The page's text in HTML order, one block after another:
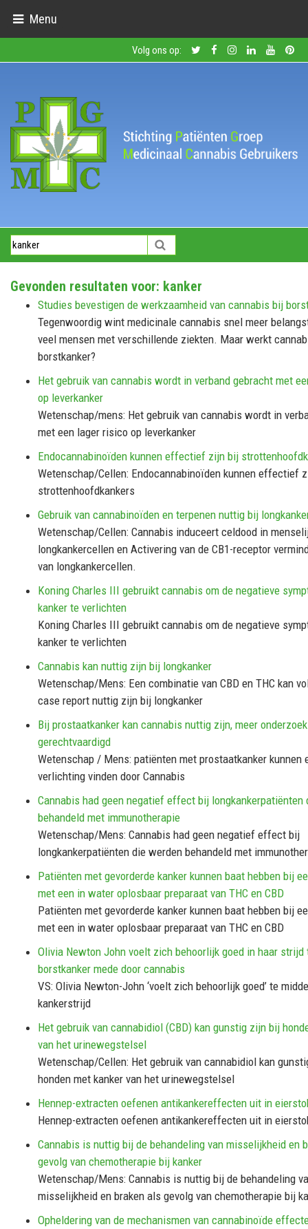
Menu
Volg ons op:
Gevonden resultaten voor: kanker
Studies bevestigen de werkzaamheid van cannabis bij
Tegenwoordig wint medicinale cannabis snel meer
veel mensen met verschillende ziekten. Maar werkt
borstkanker?
Het gebruik van cannabis wordt in verband gebracht met
op leverkanker
Wetenschap/mens: Het gebruik van cannabis wordt in
met een lager risico op leverkanker
Endocannabinoïden kunnen effectief zijn bij
Wetenschap/Cellen: Endocannabinoïden kunnen effectief
strottenhoofdkankers
Gebruik van cannabinoïden en terpenen nuttig bij
Wetenschap/Cellen: Cannabis induceert celdood in
longkankercellen en Activering van de CB1-receptor
van longkankercellen.
Koning Charles III gebruikt cannabis om de negatieve
kanker te verlichten
Koning Charles III gebruikt cannabis om de negatieve
kanker te verlichten
Cannabis kan nuttig zijn bij longkanker
Wetenschap/Mens: Een combinatie van CBD en THC kan
case report nuttig zijn bij longkanker
Bij prostaatkanker kan cannabis nuttig zijn, meer
gerechtvaardigd
Wetenschap / Mens: patiënten met prostaatkanker kunnen
verlichting vinden door Cannabis
Cannabis had geen negatief effect bij longkankerpatiënten
behandeld met immunotherapie
Wetenschap/Mens: Cannabis had geen negatief effect bij
longkankerpatiënten die werden behandeld met
Patiënten met gevorderde kanker kunnen baat hebben bij
met een in water oplosbaar preparaat van THC en CBD
Patiënten met gevorderde kanker kunnen baat hebben bij
met een in water oplosbaar preparaat van THC en CBD
Olivia Newton John voelt zich behoorlijk goed in haar strijd
borstkanker mede door cannabis
VS: Olivia Newton-John ‘voelt zich behoorlijk goed’ te
kankerstrijd
Het gebruik van cannabidiol (CBD) kan gunstig zijn bij
van het urinewegstelsel
Wetenschap/Cellen: Het gebruik van cannabidiol kan
honden met kanker van het urinewegstelsel
Hennep-extracten oefenen antikankereffecten uit in
Hennep-extracten oefenen antikankereffecten uit in
Cannabis is nuttig bij de behandeling van misselijkheid en
gevolg van chemotherapie bij kanker
Wetenschap/Mens: Cannabis is nuttig bij de behandeling
misselijkheid en braken als gevolg van chemotherapie bij
Opheldering van de mechanismen van cannabinoïde